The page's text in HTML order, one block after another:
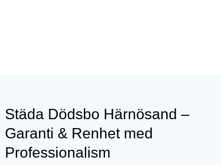
Städa Dödsbo Härnösand –
Garanti & Renhet med
Professionalism